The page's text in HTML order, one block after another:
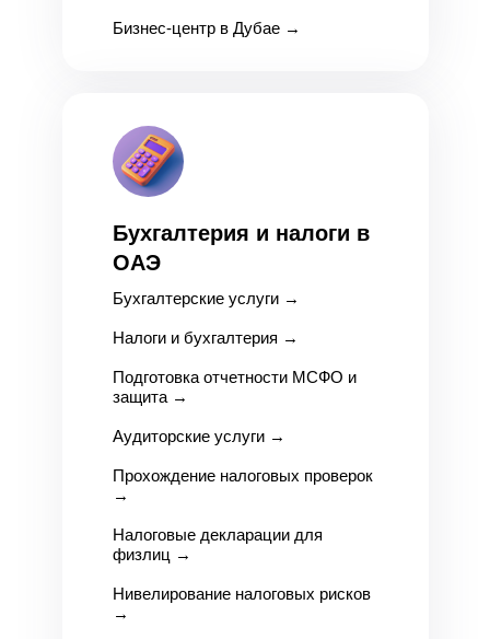
Бизнес-центр в Дубае →
Бухгалтерия и налоги в
ОАЭ
Бухгалтерские услуги →
Налоги и бухгалтерия →
Подготовка отчетности МСФО и
защита →
Аудиторские услуги →
Прохождение налоговых проверок
→
Налоговые декларации для
физлиц →
Нивелирование налоговых рисков
→